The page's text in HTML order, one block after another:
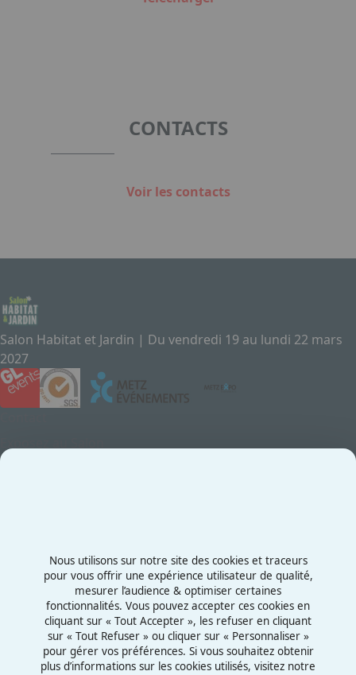
CONTACTS
Voir les contacts
Salon Habitat et Jardin | Du vendredi 19 au lundi 22 mars
2027
Rue de la Grange aux Bois
57070 - Metz
France
Nous utilisons sur notre site des cookies et traceurs
pour vous offrir une expérience utilisateur de qualité,
mesurer l’audience & optimiser certaines
fonctionnalités. Vous pouvez accepter ces cookies en
cliquant sur « Tout Accepter », les refuser en cliquant
sur « Tout Refuser » ou cliquer sur « Personnaliser »
pour gérer vos préférences. Si vous souhaitez obtenir
plus d’informations sur les cookies utilisés, visitez notre